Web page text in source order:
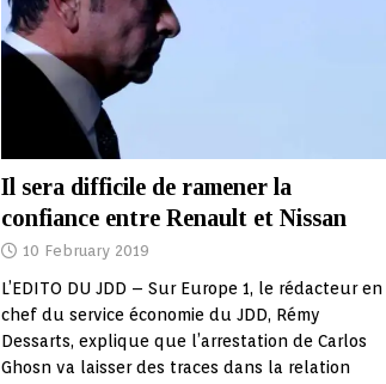
Il sera difficile de ramener la
confiance entre Renault et Nissan
10 February 2019
L’EDITO DU JDD – Sur Europe 1, le rédacteur en
chef du service économie du JDD, Rémy
Dessarts, explique que l’arrestation de Carlos
Ghosn va laisser des traces dans la relation